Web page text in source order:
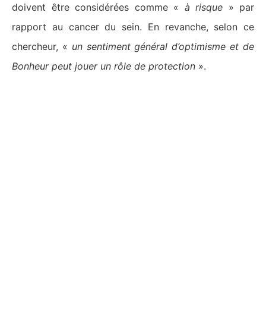
doivent être considérées comme « à risque » par
rapport au cancer du sein. En revanche, selon ce
chercheur, « un sentiment général d’optimisme et de
Bonheur peut jouer un rôle de protection ».